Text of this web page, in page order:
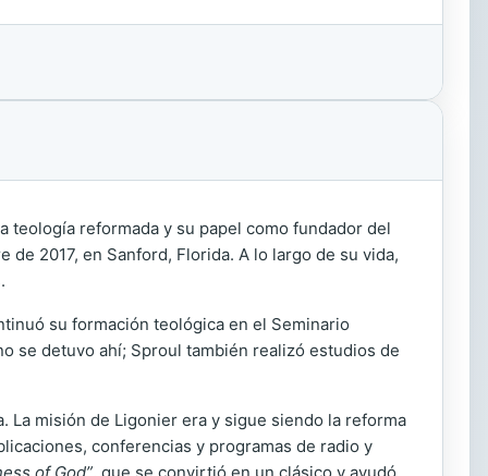
reformada y su papel como fundador del
2017, en Sanford, Florida. A lo largo de su vida,
su formación teológica en el Seminario
se detuvo ahí; Sproul también realizó estudios de
La misión de Ligonier era y sigue siendo la reforma
conferencias y programas de radio y